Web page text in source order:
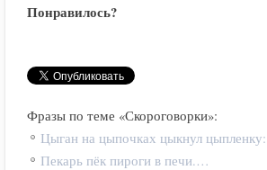
Понравилось?
Фразы по теме «Скороговорки»:
Цыган на цыпочках цыкнул
Пекарь пёк пироги в печи.…